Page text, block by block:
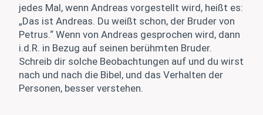
jedes Mal, wenn Andreas vorgestellt wird, heißt es:
„Das ist Andreas. Du weißt schon, der Bruder von
Petrus.“ Wenn von Andreas gesprochen wird, dann
i.d.R. in Bezug auf seinen berühmten Bruder.
Schreib dir solche Beobachtungen auf und du wirst
nach und nach die Bibel, und das Verhalten der
Personen, besser verstehen.